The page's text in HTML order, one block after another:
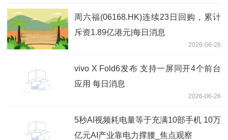
周六福(06168.HK)连续23日回购，累计
斥资1.89亿港元|每日消息
2026-06-26
vivo X Fold6发布 支持一屏同开4个前台
应用 每日消息
2026-06-26
5秒AI视频耗电量等于充满10部手机 10万
亿元AI产业靠电力撑腰_焦点观察